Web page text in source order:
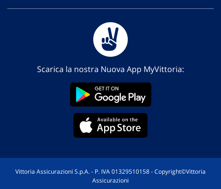
Scarica la nostra Nuova App MyVittoria:
Vittoria Assicurazioni S.p.A. - P. IVA 01329510158 - Copyright©Vittoria
Assicurazioni